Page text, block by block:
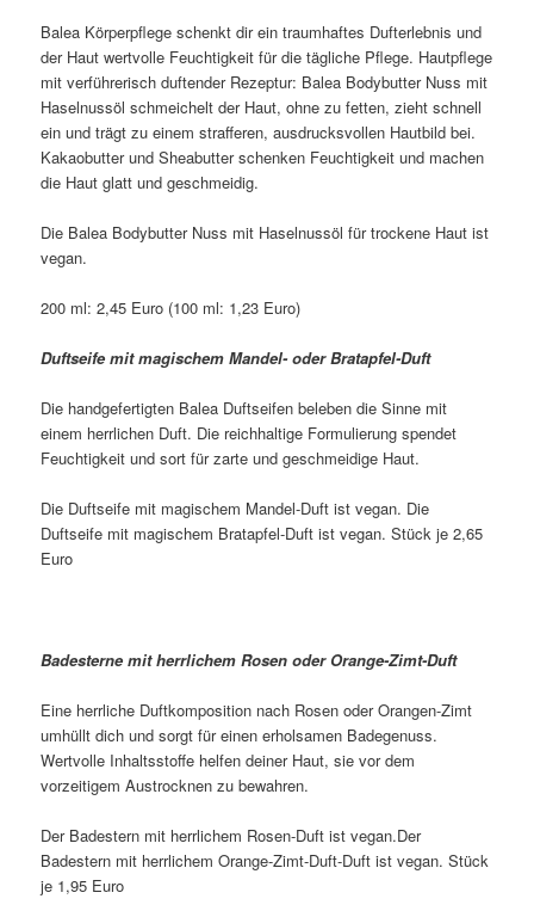
Balea Körperpflege schenkt dir ein traumhaftes Dufterlebnis und
der Haut wertvolle Feuchtigkeit für die tägliche Pflege. Hautpflege
mit verführerisch duftender Rezeptur: Balea Bodybutter Nuss mit
Haselnussöl schmeichelt der Haut, ohne zu fetten, zieht schnell
ein und trägt zu einem strafferen, ausdrucksvollen Hautbild bei.
Kakaobutter und Sheabutter schenken Feuchtigkeit und machen
die Haut glatt und geschmeidig.
Die Balea Bodybutter Nuss mit Haselnussöl für trockene Haut ist
vegan.
200 ml: 2,45 Euro (100 ml: 1,23 Euro)
Duftseife mit magischem Mandel- oder Bratapfel-Duft
Die handgefertigten Balea Duftseifen beleben die Sinne mit
einem herrlichen Duft. Die reichhaltige Formulierung spendet
Feuchtigkeit und sort für zarte und geschmeidige Haut.
Die Duftseife mit magischem Mandel-Duft ist vegan. Die
Duftseife mit magischem Bratapfel-Duft ist vegan. Stück je 2,65
Euro
Badesterne mit herrlichem Rosen oder Orange-Zimt-Duft
Eine herrliche Duftkomposition nach Rosen oder Orangen-Zimt
umhüllt dich und sorgt für einen erholsamen Badegenuss.
Wertvolle Inhaltsstoffe helfen deiner Haut, sie vor dem
vorzeitigem Austrocknen zu bewahren.
Der Badestern mit herrlichem Rosen-Duft ist vegan.Der
Badestern mit herrlichem Orange-Zimt-Duft-Duft ist vegan. Stück
je 1,95 Euro